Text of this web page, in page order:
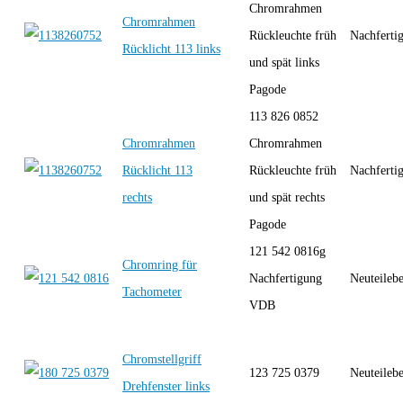
Chromrahmen
Rücklicht 113 links
Chromrahmen
Rückleuchte früh
und spät links
Pagode
Chromrahmen
Rücklicht 113
rechts
113 826 0852
Chromrahmen
Rückleuchte früh
und spät rechts
Pagode
Chromring für
Tachometer
121 542 0816g
Nachfertigung
VDB
Chromstellgriff
Drehfenster links
123 725 0379